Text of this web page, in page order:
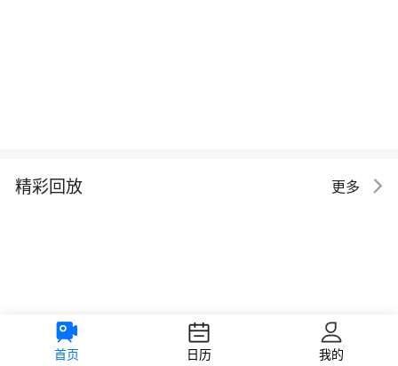
精彩回放 更多
首页 日历 我的